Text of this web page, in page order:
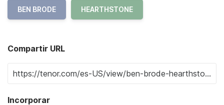
BEN BRODE HEARTHSTONE
Compartir URL
Incorporar